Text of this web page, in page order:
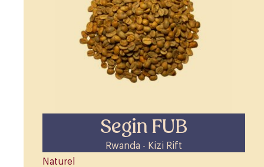
Segin FUB
Rwanda - Kizi Rift
Naturel